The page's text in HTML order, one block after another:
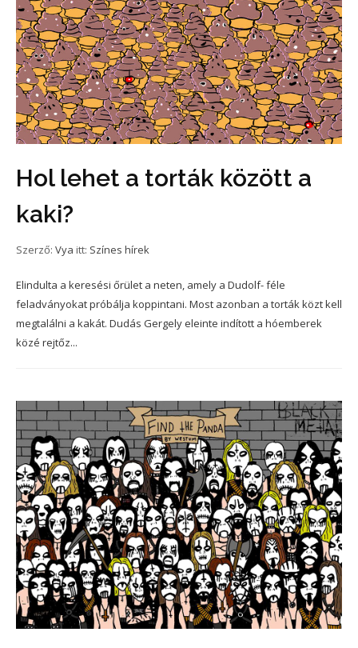
Hol lehet a torták között a
kaki?
Szerző: Vya itt: Színes hírek
Elindulta a keresési őrület a neten, amely a Dudolf- féle
feladványokat próbálja koppintani. Most azonban a torták közt kell
megtalálni a kakát. Dudás Gergely eleinte indított a hóemberek
közé rejtőz...